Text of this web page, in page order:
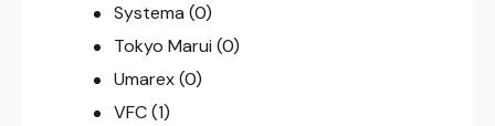
Systema (0)
Tokyo Marui (0)
Umarex (0)
VFC (1)